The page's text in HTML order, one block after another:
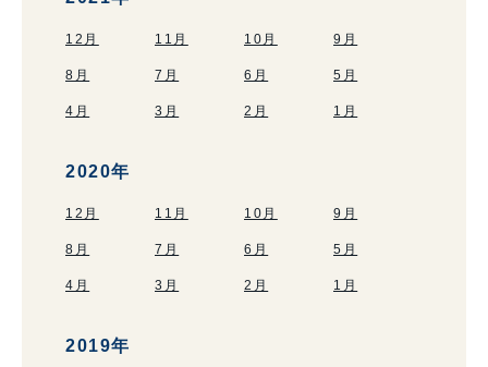
12月 11月 10月 9月
8月 7月 6月 5月
4月 3月 2月 1月
2020年
12月 11月 10月 9月
8月 7月 6月 5月
4月 3月 2月 1月
2019年